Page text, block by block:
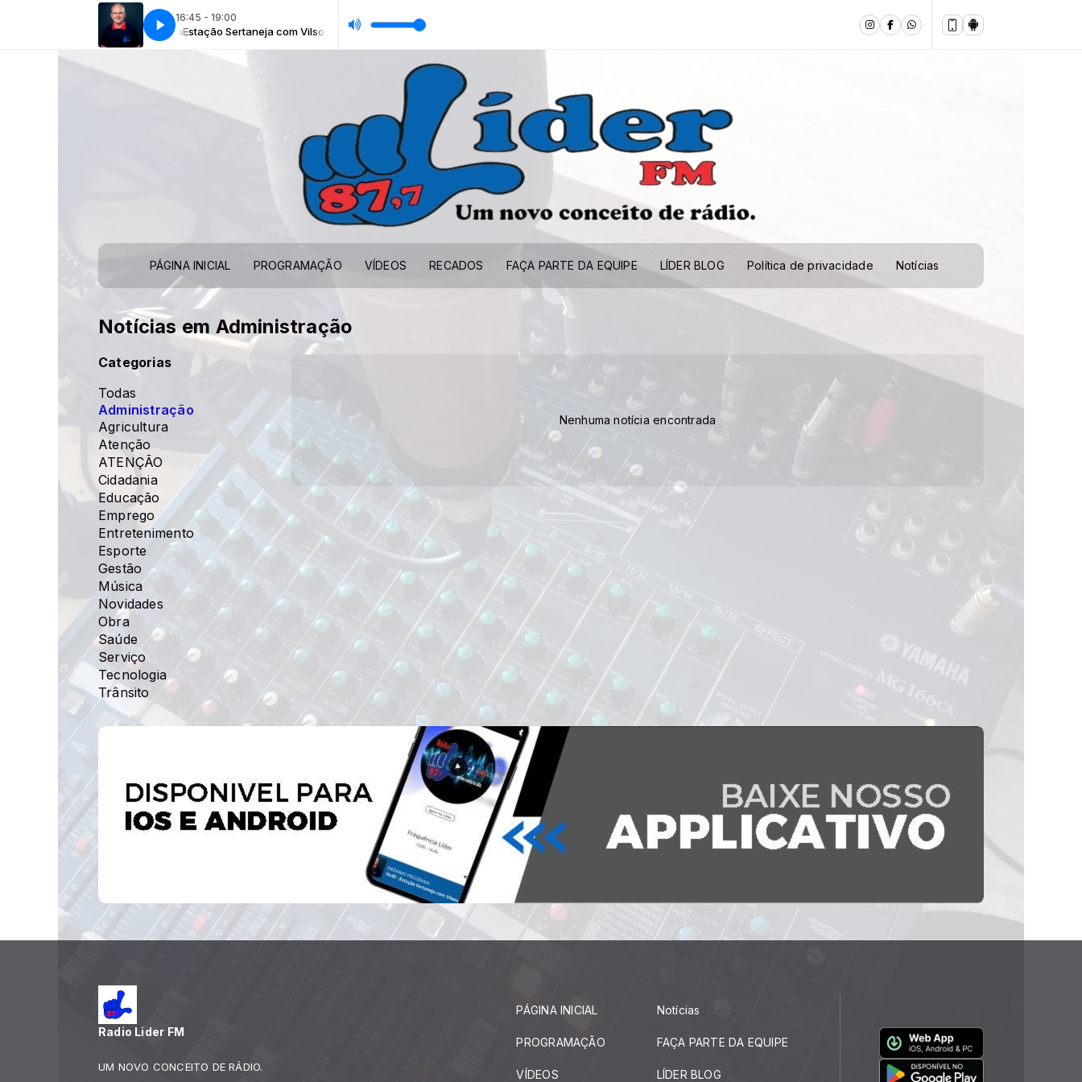
16:45 - 19:00
Sertaneja com Vilson FiuzaEstação Sertaneja com Vilson Fiuza
PÁGINA INICIAL PROGRAMAÇÃO VÍDEOS RECADOS FAÇA PARTE DA EQUIPE LÍDER BLOG Política de privacidade Notícias
Notícias em Administração
Categorias
Todas
Administração
Agricultura
Atenção
ATENÇÃO
Cidadania
Educação
Emprego
Entretenimento
Esporte
Gestão
Música
Novidades
Obra
Saúde
Serviço
Tecnologia
Trânsito
Nenhuma notícia encontrada
Radio Lider FM
UM NOVO CONCEITO DE RÁDIO.
PÁGINA INICIAL
PROGRAMAÇÃO
VÍDEOS
Notícias
FAÇA PARTE DA EQUIPE
LÍDER BLOG